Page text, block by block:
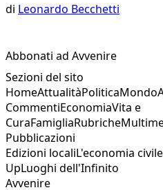
di Leonardo Becchetti
Abbonati ad Avvenire
Sezioni del sito
HomeAttualitàPoliticaMondo
CommentiEconomiaVita e
CuraFamigliaRubriche
Pubblicazioni
Edizioni localiL'economia civile
UpLuoghi dell'Infinito
Avvenire